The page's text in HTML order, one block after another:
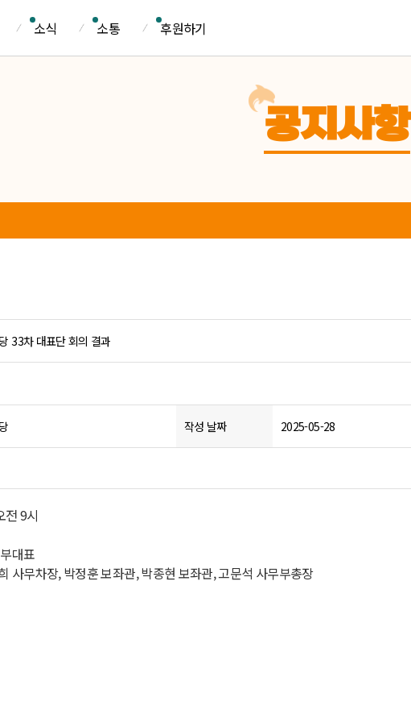
소식 소통 후원하기
공지사항
33차 대표단 회의 결과
작성 날짜 2025-05-28
전 9시
대표
사무차장, 박정훈 보좌관, 박종현 보좌관, 고문석 사무부총장